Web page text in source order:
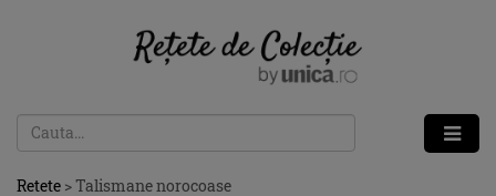
Retete >Talismane norocoase